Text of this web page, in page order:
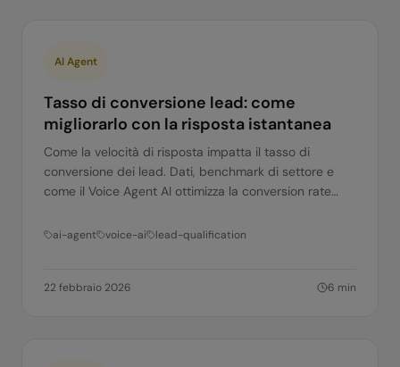
AI Agent
Tasso di conversione lead: come
migliorarlo con la risposta istantanea
Come la velocità di risposta impatta il tasso di
conversione dei lead. Dati, benchmark di settore e
come il Voice Agent AI ottimizza la conversion rate
ai-agent voice-ai lead-qualification
22 febbraio 2026 6 min